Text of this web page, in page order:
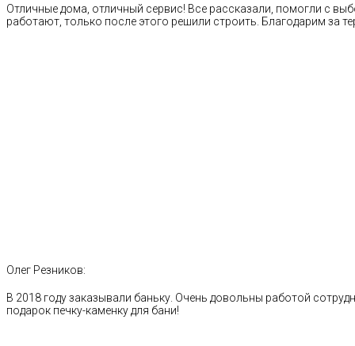
Отличные дома, отличный сервис! Все рассказали, помогли с
работают, только после этого решили строить. Благодарим за
Олег Резников:
В 2018 году заказывали баньку. Очень довольны работой
подарок печку-каменку для бани!